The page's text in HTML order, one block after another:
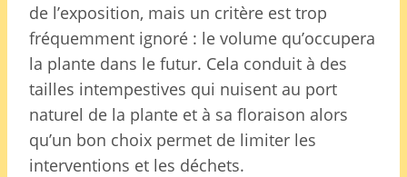
de l’exposition, mais un critère est trop
fréquemment ignoré : le volume qu’occupera
la plante dans le futur. Cela conduit à des
tailles intempestives qui nuisent au port
naturel de la plante et à sa floraison alors
qu’un bon choix permet de limiter les
interventions et les déchets.